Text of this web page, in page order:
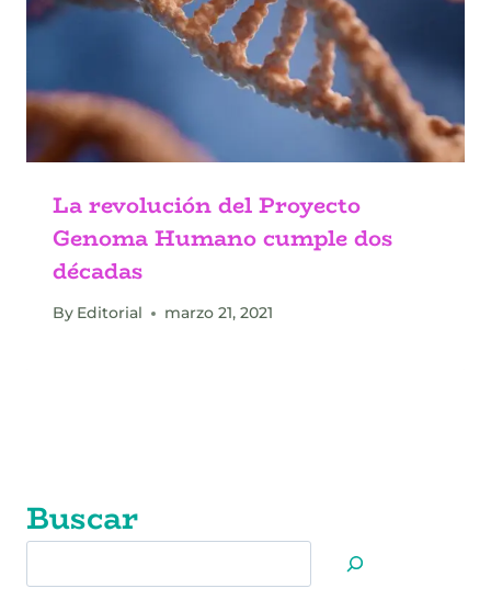
La revolución del Proyecto
Genoma Humano cumple dos
décadas
By Editorial marzo 21, 2021
Buscar